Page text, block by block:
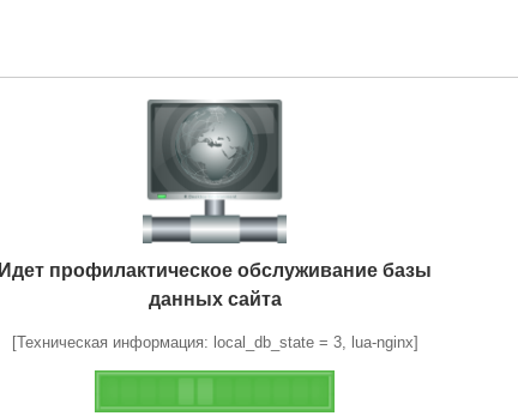
Идет профилактическое обслуживание базы
данных сайта
[Техническая информация: local_db_state = 3, lua-nginx]